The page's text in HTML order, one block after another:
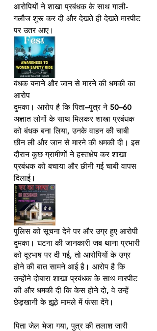
आरोपियों ने शाखा प्रबंधक के साथ गाली-
गलौज शुरू कर दी और देखते ही देखते मारपीट
पर उतर आए।
बंधक बनाने और जान से मारने की धमकी का
आरोप
दुमका। आरोप है कि पिता–पुत्र ने 50–60
अज्ञात लोगों के साथ मिलकर शाखा प्रबंधक
को बंधक बना लिया, उनके वाहन की चाबी
छीन ली और जान से मारने की धमकी दी। इस
दौरान कुछ ग्रामीणों ने हस्तक्षेप कर शाखा
प्रबंधक को बचाया और छीनी गई चाबी वापस
दिलाई।
पुलिस को सूचना देने पर और उग्र हुए आरोपी
दुमका। घटना की जानकारी जब थाना प्रभारी
को दूरभाष पर दी गई, तो आरोपियों के उग्र
होने की बात सामने आई है। आरोप है कि
उन्होंने दोबारा शाखा प्रबंधक के साथ मारपीट
की और धमकी दी कि केस होने दो, वे उन्हें
छेड़खानी के झूठे मामले में फंसा देंगे।
पिता जेल भेजा गया, पुत्र की तलाश जारी